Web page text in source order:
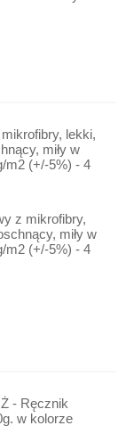
lekki,
miły w
m2 (+/-5%) - 4
- Ręcznik
w kolorze